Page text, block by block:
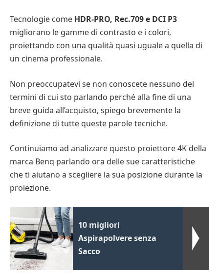
Tecnologie come HDR-PRO, Rec.709 e DCI P3
migliorano le gamme di contrasto e i colori,
proiettando con una qualità quasi uguale a quella di
un cinema professionale.
Non preoccupatevi se non conoscete nessuno dei
termini di cui sto parlando perché alla fine di una
breve guida all’acquisto, spiego brevemente la
definizione di tutte queste parole tecniche.
Continuiamo ad analizzare questo proiettore 4K della
marca Benq parlando ora delle sue caratteristiche
che ti aiutano a scegliere la sua posizione durante la
proiezione.
10 migliori
Aspirapolvere senza
Sacco